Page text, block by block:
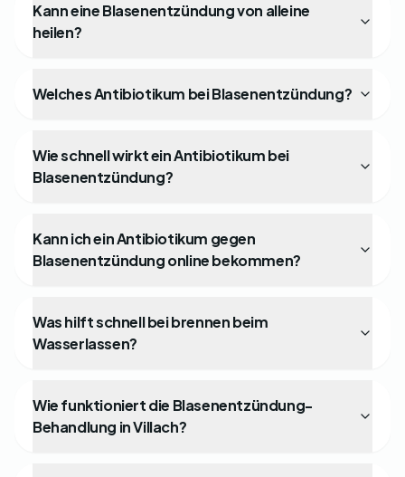
Kann eine Blasenentzündung von alleine
heilen?
Welches Antibiotikum bei Blasenentzündung?
Wie schnell wirkt ein Antibiotikum bei
Blasenentzündung?
Kann ich ein Antibiotikum gegen
Blasenentzündung online bekommen?
Was hilft schnell bei brennen beim
Wasserlassen?
Wie funktioniert die Blasenentzündung-
Behandlung in Villach?